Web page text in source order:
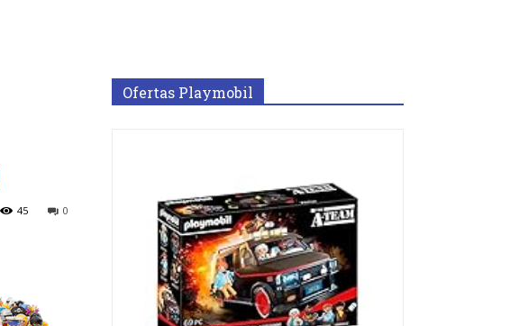
0
45
Ofertas Playmobil